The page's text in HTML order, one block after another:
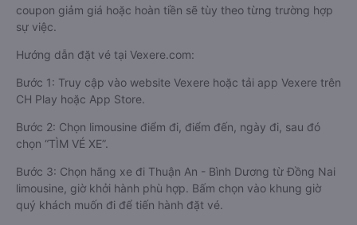
coupon giảm giá hoặc hoàn tiền sẽ tùy theo từng trường hợp
sự việc.
Hướng dẫn đặt vé tại Vexere.com:
Bước 1: Truy cập vào website Vexere hoặc tải app Vexere trên
CH Play hoặc App Store.
Bước 2: Chọn limousine điểm đi, điểm đến, ngày đi, sau đó
chọn “TÌM VÉ XE”.
Bước 3: Chọn hãng xe đi Thuận An - Bình Dương từ Đồng Nai
limousine, giờ khởi hành phù hợp. Bấm chọn vào khung giờ
quý khách muốn đi để tiến hành đặt vé.